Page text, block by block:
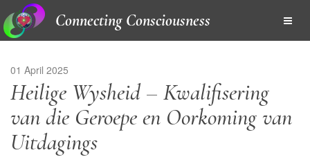
Connecting Consciousness
01 April 2025
Heilige Wysheid – Kwalifisering
van die Geroepe en Oorkoming van
Uitdagings